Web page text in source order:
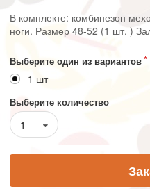
В комплекте: комбинезон
ноги. Размер 48-52 (1 шт. )
Выберите один из вариантов
1 шт
Выберите количество
1